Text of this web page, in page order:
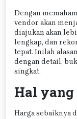
Dengan
vendor akan
diajukan akan
lengkap, dan
tepat. Inilah
dengan detail,
singkat.
Hal
Harga sebaiknya